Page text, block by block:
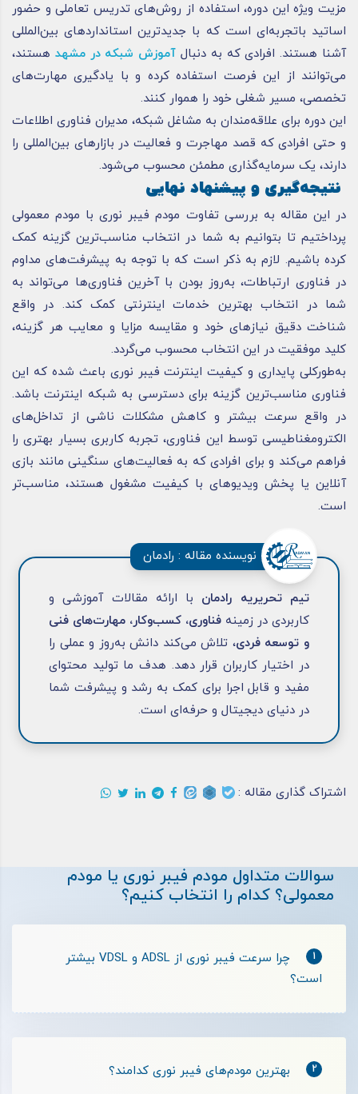
مزیت ویژه این دوره، استفاده از روش‌های تدریس تعاملی و حضور
اساتید باتجربه‌ای است که با جدیدترین استانداردهای بین‌المللی
آشنا هستند. افرادی که به دنبال آموزش شبکه در مشهد هستند،
می‌توانند از این فرصت استفاده کرده و با یادگیری مهارت‌های
تخصصی، مسیر شغلی خود را هموار کنند.
این دوره برای علاقه‌مندان به مشاغل شبکه، مدیران فناوری اطلاعات
و حتی افرادی که قصد مهاجرت و فعالیت در بازارهای بین‌المللی را
دارند، یک سرمایه‌گذاری مطمئن محسوب می‌شود.
نتیجه‌گیری و پیشنهاد نهایی
در این مقاله به بررسی تفاوت مودم فیبر نوری با مودم معمولی
پرداختیم تا بتوانیم به شما در انتخاب مناسب‌ترین گزینه کمک
کرده باشیم. لازم به ذکر است که با توجه به پیشرفت‌های مداوم
در فناوری ارتباطات، به‌روز بودن با آخرین فناوری‌ها می‌تواند به
شما در انتخاب بهترین خدمات اینترنتی کمک کند. در واقع
شناخت دقیق نیازهای خود و مقایسه مزایا و معایب هر گزینه،
کلید موفقیت در این انتخاب محسوب می‌گردد.
به‌طورکلی پایداری و کیفیت اینترنت فیبر نوری باعث شده که این
فناوری مناسب‌ترین گزینه برای دسترسی به شبکه اینترنت باشد.
در واقع سرعت بیشتر و کاهش مشکلات ناشی از تداخل‌های
الکترومغناطیسی توسط این فناوری، تجربه کاربری بسیار بهتری را
فراهم می‌کند و برای افرادی که به فعالیت‌های سنگینی مانند بازی
آنلاین یا پخش ویدیوهای با کیفیت مشغول هستند، مناسب‌تر
است.
تیم تحریریه رادمان با ارائه مقالات آموزشی و
کاربردی در زمینه فناوری، کسب‌وکار، مهارت‌های فنی
و توسعه فردی، تلاش می‌کند دانش به‌روز و عملی را
در اختیار کاربران قرار دهد. هدف ما تولید محتوای
مفید و قابل اجرا برای کمک به رشد و پیشرفت شما
در دنیای دیجیتال و حرفه‌ای است.
نویسنده مقاله : رادمان
اشتراک گذاری مقاله :
سوالات متداول مودم فیبر نوری یا مودم
معمولی؟ کدام را انتخاب کنیم؟
1
چرا سرعت فیبر نوری از ADSL و VDSL بیشتر
است؟
2 بهترین مودم‌های فیبر نوری کدامند؟